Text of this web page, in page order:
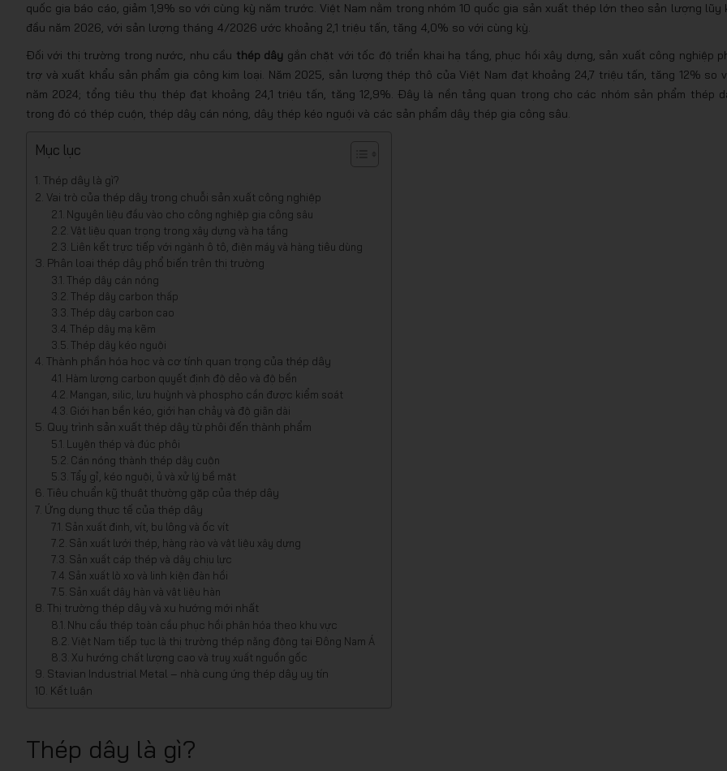
quốc gia báo cáo, giảm 1,9% so với cùng kỳ năm trước. Việt Nam nằm trong nhóm 10 quốc gia sản xuất thép lớn theo sản lượng lũy
đầu năm 2026, với sản lượng tháng 4/2026 ước khoảng 2,1 triệu tấn, tăng 4,0% so với cùng kỳ.
Đối với thị trường trong nước, nhu cầu thép dây gắn chặt với tốc độ triển khai hạ tầng, phục hồi xây dựng, sản xuất công nghiệp
trợ và xuất khẩu sản phẩm gia công kim loại. Năm 2025, sản lượng thép thô của Việt Nam đạt khoảng 24,7 triệu tấn, tăng 12% so
năm 2024; tổng tiêu thụ thép đạt khoảng 24,1 triệu tấn, tăng 12,9%. Đây là nền tảng quan trọng cho các nhóm sản phẩm thép
trong đó có thép cuộn, thép dây cán nóng, dây thép kéo nguội và các sản phẩm dây thép gia công sâu.
Mục lục
Thép dây là gì?
Vai trò của thép dây trong chuỗi sản xuất công nghiệp
Nguyên liệu đầu vào cho công nghiệp gia công sâu
Vật liệu quan trọng trong xây dựng và hạ tầng
Liên kết trực tiếp với ngành ô tô, điện máy và hàng tiêu dùng
Phân loại thép dây phổ biến trên thị trường
Thép dây cán nóng
Thép dây carbon thấp
Thép dây carbon cao
Thép dây mạ kẽm
Thép dây kéo nguội
Thành phần hóa học và cơ tính quan trọng của thép dây
Hàm lượng carbon quyết định độ dẻo và độ bền
Mangan, silic, lưu huỳnh và phospho cần được kiểm soát
Giới hạn bền kéo, giới hạn chảy và độ giãn dài
Quy trình sản xuất thép dây từ phôi đến thành phẩm
Luyện thép và đúc phôi
Cán nóng thành thép dây cuộn
Tẩy gỉ, kéo nguội, ủ và xử lý bề mặt
Tiêu chuẩn kỹ thuật thường gặp của thép dây
Ứng dụng thực tế của thép dây
Sản xuất đinh, vít, bu lông và ốc vít
Sản xuất lưới thép, hàng rào và vật liệu xây dựng
Sản xuất cáp thép và dây chịu lực
Sản xuất lò xo và linh kiện đàn hồi
Sản xuất dây hàn và vật liệu hàn
Thị trường thép dây và xu hướng mới nhất
Nhu cầu thép toàn cầu phục hồi phân hóa theo khu vực
Việt Nam tiếp tục là thị trường thép năng động tại Đông Nam Á
Xu hướng chất lượng cao và truy xuất nguồn gốc
Stavian Industrial Metal – nhà cung ứng thép dây uy tín
Kết luận
Thép dây là gì?